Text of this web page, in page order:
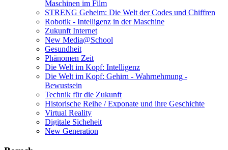
Maschinen im Film
STRENG Geheim: Die Welt der Codes und Chiffren
Robotik - Intelligenz in der Maschine
Zukunft Internet
New Media@School
Gesundheit
Phänomen Zeit
Die Welt im Kopf: Intelligenz
Die Welt im Kopf: Gehirn - Wahrnehmung -
Bewustsein
Technik für die Zukunft
Historische Reihe / Exponate und ihre Geschichte
Virtual Reality
Digitale Sicheheit
New Generation